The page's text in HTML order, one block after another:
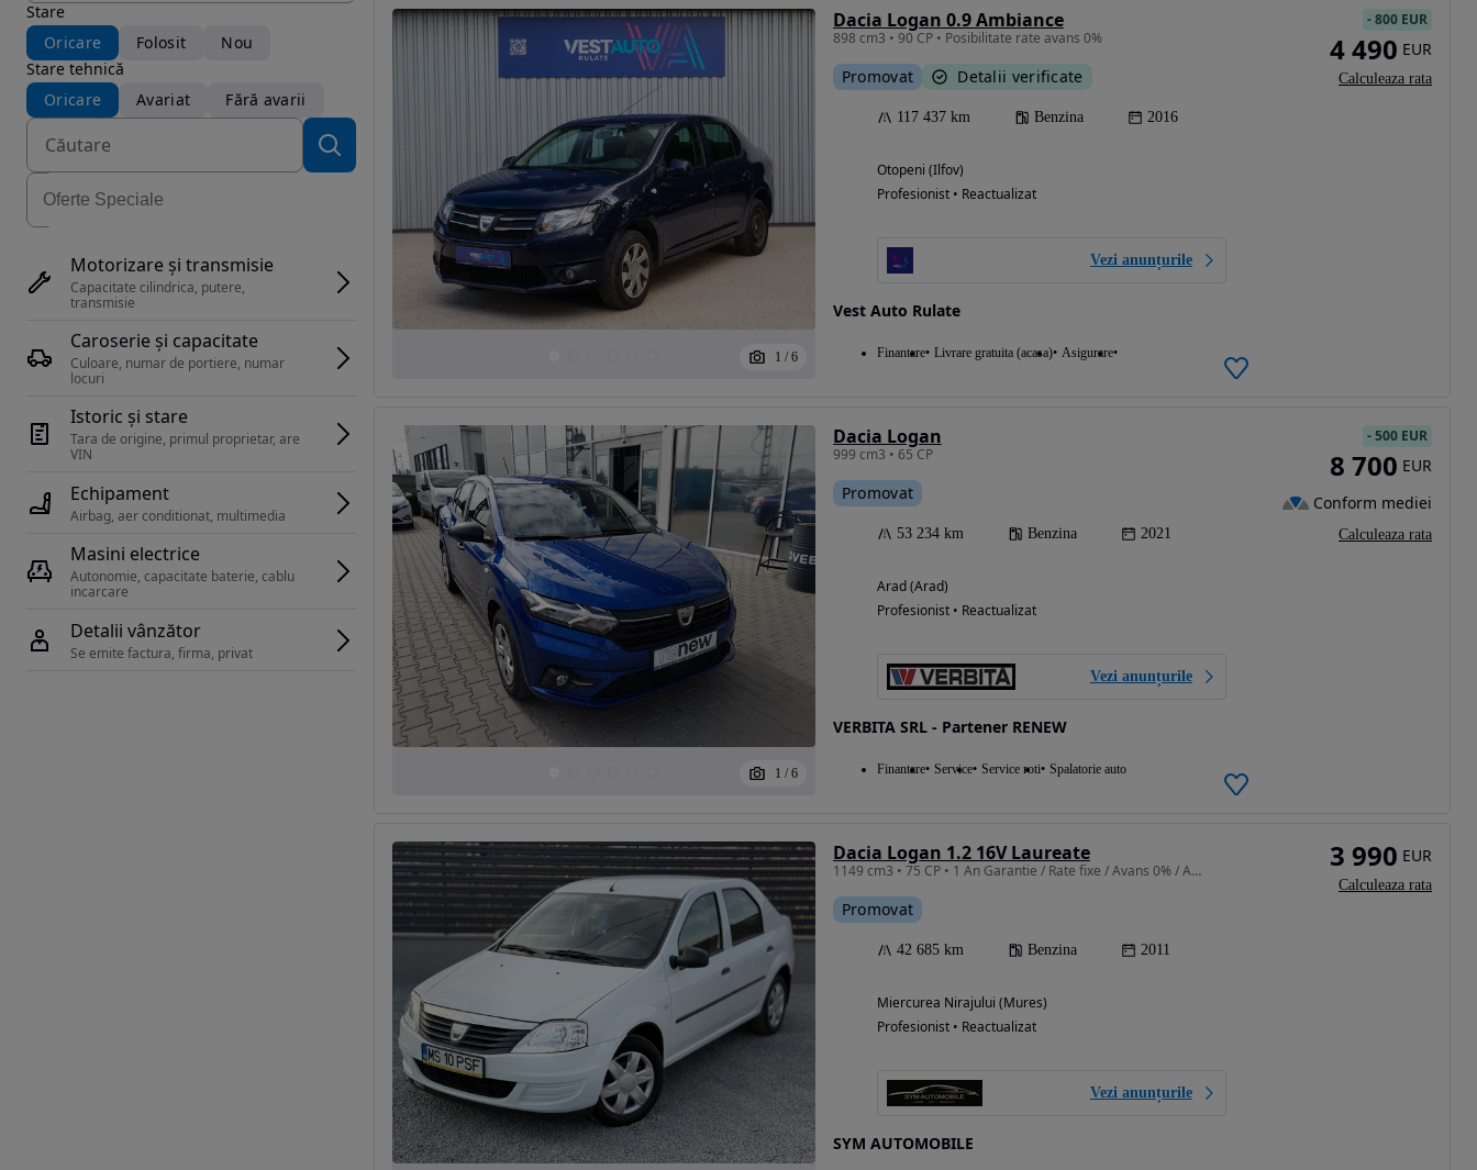
Stare
Oricare
Folosit
Nou
Stare tehnică
Oricare
Avariat Fără avarii
Motorizare și transmisie
Capacitate cilindrica, putere,
transmisie
Caroserie și capacitate
Culoare, numar de portiere, numar
locuri
Istoric și stare
Tara de origine, primul proprietar, are
Echipament
Airbag, aer conditionat, multimedia
Masini electrice
Autonomie, capacitate baterie, cablu
Detalii vânzător
Se emite factura, firma, privat
1 / 6
Dacia Logan 0.9 Ambiance
898 cm3 • 90 CP • Posibilitate rate avans 0%
Promovat Detalii verificate
117 437 km Benzina 2016
Otopeni (Ilfov)
Profesionist • Reactualizat
Vezi anunțurile
Vest Auto Rulate
Finantare Livrare gratuita (acasa) Asigurare
-800 EUR
4 490 EUR
Calculeaza rata
1 / 6
Dacia Logan
999 cm3 • 65 CP
Promovat
53 234 km Benzina 2021
Arad (Arad)
Profesionist • Reactualizat
Vezi anunțurile
VERBITA SRL - Partener RENEW
Finantare Service Service roti Spalatorie auto
-500 EUR
8 700 EUR
Conform mediei
Calculeaza rata
Dacia Logan 1.2 16V Laureate
1149 cm3 • 75 CP • 1 An Garantie / Rate fixe / Avans 0% / Aprobare pe loc / Doar cu Bulet
Promovat
42 685 km Benzina 2011
Miercurea Nirajului (Mures)
Profesionist • Reactualizat
Vezi anunțurile
SYM AUTOMOBILE
3 990 EUR
Calculeaza rata